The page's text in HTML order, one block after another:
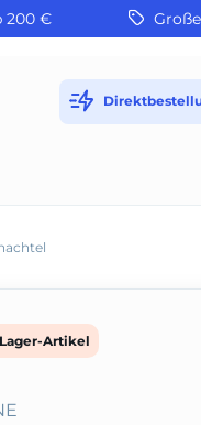
200 €
Artikel